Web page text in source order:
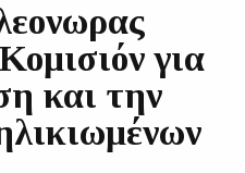
για
και την